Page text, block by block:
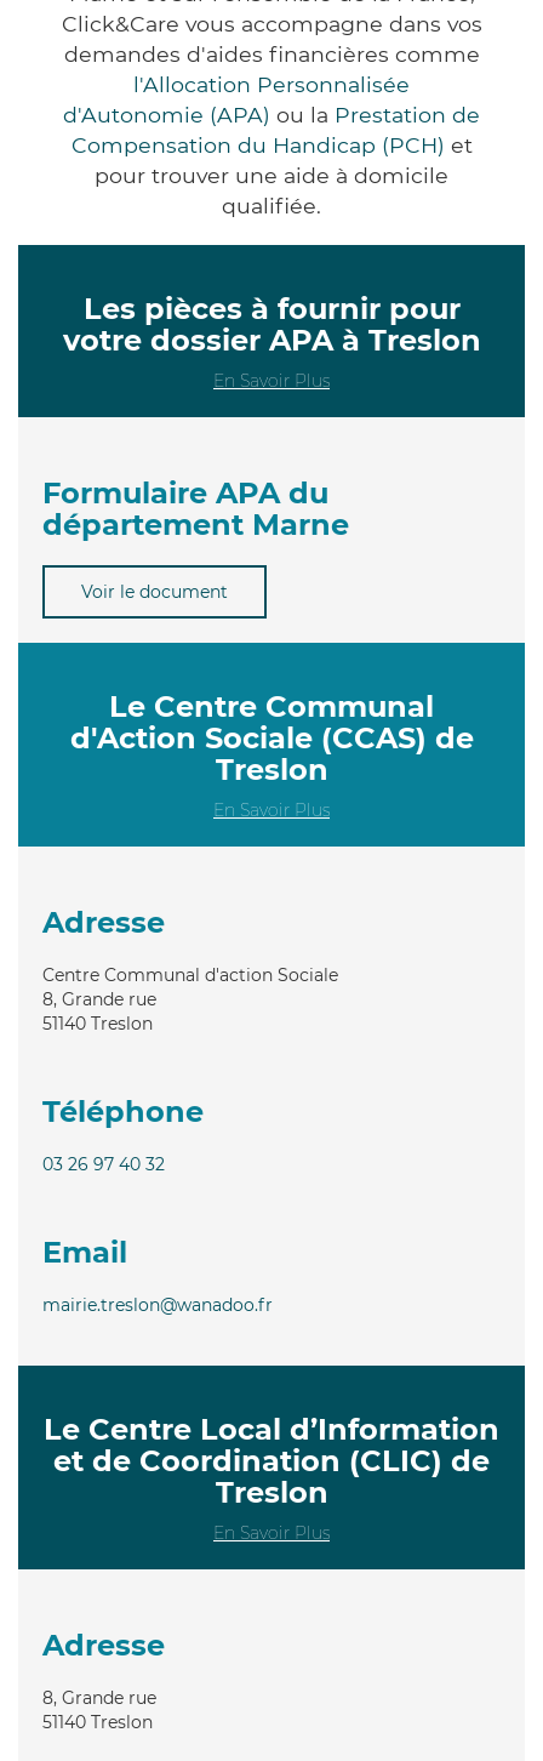
Click&Care vous accompagne dans vos
demandes d'aides financières comme
l'Allocation Personnalisée
d'Autonomie (APA) ou la Prestation de
Compensation du Handicap (PCH) et
pour trouver une aide à domicile
qualifiée.
Les pièces à fournir pour
votre dossier APA à Treslon
En Savoir Plus
Formulaire APA du
département Marne
Voir le document
Le Centre Communal
d'Action Sociale (CCAS) de
Treslon
En Savoir Plus
Adresse
Centre Communal d'action Sociale
8, Grande rue
51140 Treslon
Téléphone
03 26 97 40 32
Email
mairie.treslon@wanadoo.fr
Le Centre Local d’Information
et de Coordination (CLIC) de
Treslon
En Savoir Plus
Adresse
8, Grande rue
51140 Treslon